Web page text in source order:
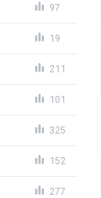
97
19
211
101
325
152
277